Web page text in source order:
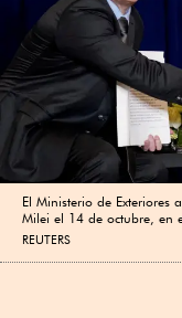
El Ministerio de
Milei el 14 de octubre, en
REUTERS